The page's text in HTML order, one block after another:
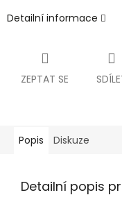
Detailní informace
ZEPTAT SE
Popis Diskuze
Detailní popis